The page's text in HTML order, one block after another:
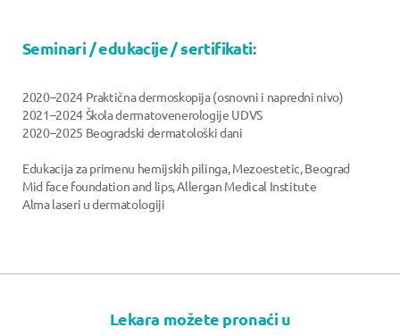
Seminari / edukacije / sertifikati:
2020–2024 Praktična dermoskopija (osnovni i napredni nivo)
2021–2024 Škola dermatovenerologije UDVS
2020–2025 Beogradski dermatološki dani
Edukacija za primenu hemijskih pilinga, Mezoestetic, Beograd
Mid face foundation and lips, Allergan Medical Institute
Alma laseri u dermatologiji
Lekara možete pronaći u